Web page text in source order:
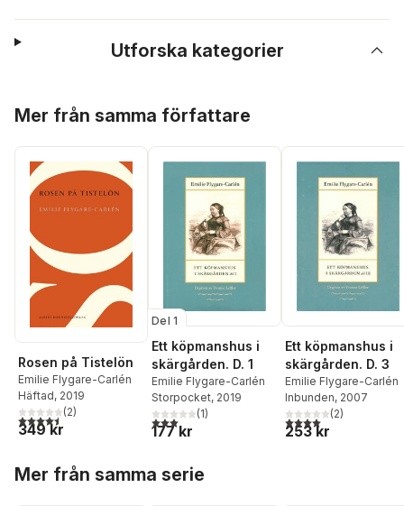
Utforska kategorier
Mer från samma författare
Rosen på Tistelön
Emilie Flygare-Carlén
Häftad, 2019
4,5utav 5 stjärnor. Totalt antal röster:
(2)
349 kr
Del 1
Ett köpmanshus i
skärgården. D. 1
Emilie Flygare-Carlén
Storpocket, 2019
3,0utav 5 stjärnor. Totalt antal röster:
(1)
177 kr
Ett köpmanshus i
skärgården. D. 3
Emilie Flygare-Carlén
Inbunden, 2007
4,0utav 5 stjärnor.
(2)
253 kr
Mer från samma serie